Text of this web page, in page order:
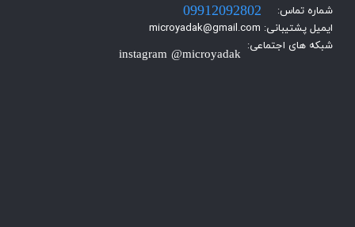
شماره تماس:
ایمیل پشتیبانی: microyadak@gmail.com
شبکه های اجتماعی:
instagram @microyadak
09912092802